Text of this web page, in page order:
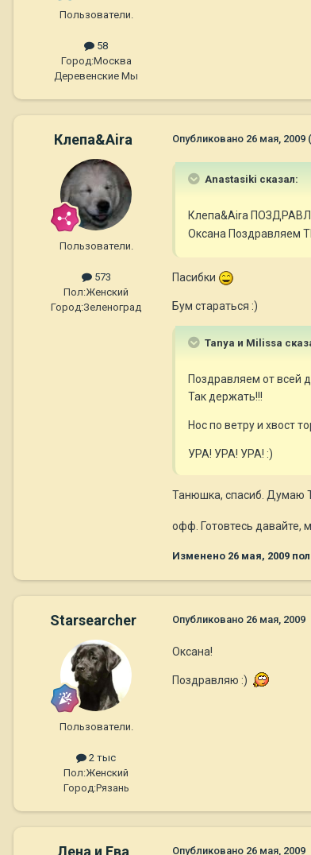
Пользователи.
58
Город:Москва
Деревенские Мы
Клепа&Aira
Пользователи.
573
Пол:Женский
Город:Зеленоград
Опубликовано 26 мая, 2009
Anastasiki сказал:
Клепа&Aira
Оксана Поздравляем
Пасибки
Бум стараться :)
Tanya и Milissa
Поздравляем от всей
Так держать!!!
Нос по ветру и хвост
УРА! УРА! УРА! :)
Танюшка, спасиб. Думаю
офф. Готовтесь давайте,
Изменено 26 мая, 2009
Starsearcher
Пользователи.
2 тыс
Пол:Женский
Город:Рязань
Опубликовано 26 мая, 2009
Оксана!
Поздравляю :)
Лена и Ева Опубликовано 26 мая, 2009